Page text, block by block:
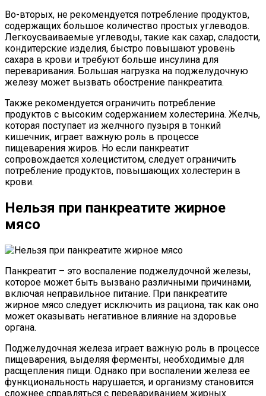
Во-вторых, не рекомендуется потребление продуктов,
содержащих большое количество простых углеводов.
Легкоусваиваемые углеводы, такие как сахар, сладости,
кондитерские изделия, быстро повышают уровень
сахара в крови и требуют больше инсулина для
переваривания. Большая нагрузка на поджелудочную
железу может вызвать обострение панкреатита.
Также рекомендуется ограничить потребление
продуктов с высоким содержанием холестерина. Желчь,
которая поступает из желчного пузыря в тонкий
кишечник, играет важную роль в процессе
пищеварения жиров. Но если панкреатит
сопровождается холециститом, следует ограничить
потребление продуктов, повышающих холестерин в
крови.
Нельзя при панкреатите жирное
мясо
Панкреатит – это воспаление поджелудочной железы,
которое может быть вызвано различными причинами,
включая неправильное питание. При панкреатите
жирное мясо следует исключить из рациона, так как оно
может оказывать негативное влияние на здоровье
органа.
Поджелудочная железа играет важную роль в процессе
пищеварения, выделяя ферменты, необходимые для
расщепления пищи. Однако при воспалении железа ее
функциональность нарушается, и организму становится
сложнее справляться с перевариванием жирных